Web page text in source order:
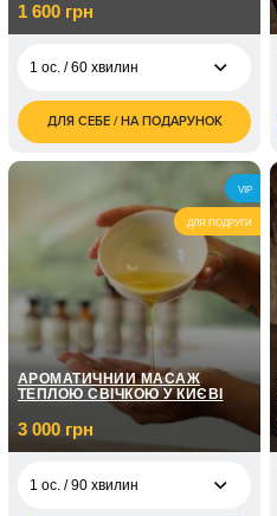
1 600 грн
1 ос. / 60 хвилин
1 600
грн
ДЛЯ СЕБЕ / НА ПОДАРУНОК
VIP
ДЛЯ ПОДРУГИ
АРОМАТИЧНИЙ МАСАЖ
ТЕПЛОЮ СВІЧКОЮ У КИЄВІ
3 000 грн
1 ос. / 90 хвилин